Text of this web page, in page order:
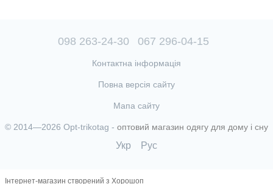
098 263-24-30 067 296-04-15
Контактна інформація
Повна версія сайту
Мапа сайту
© 2014—2026 Opt-trikotag - оптовий магазин одягу для дому і сну
Укр Рус
Інтернет-магазин створений з Хорошоп